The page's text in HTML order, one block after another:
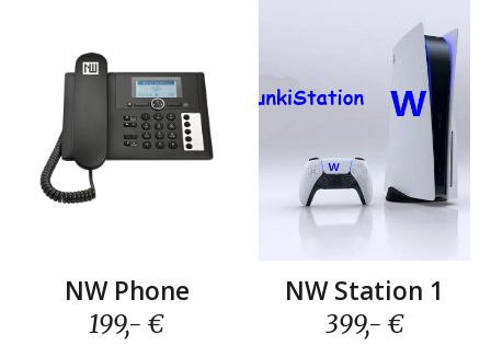
NW Phone
199,- €
NW Station 1
399,- €